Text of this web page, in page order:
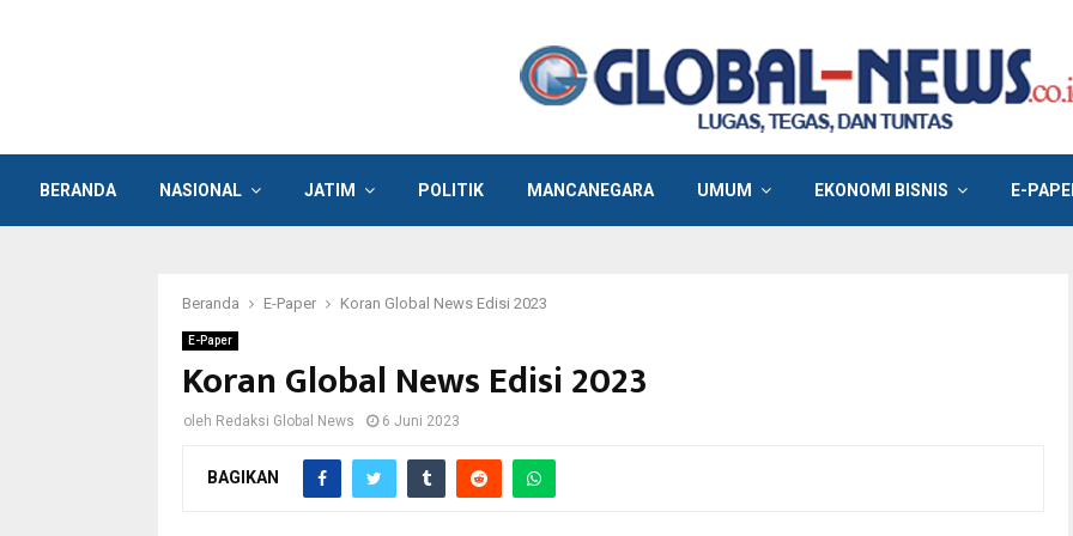
BERANDA NASIONAL JATIM POLITIK MANCANEGARA UMUM EKONOMI BISNIS E-
Beranda E-Paper Koran Global News Edisi 2023
E-Paper
Koran Global News Edisi 2023
oleh Redaksi Global News 6 Juni 2023
BAGIKAN